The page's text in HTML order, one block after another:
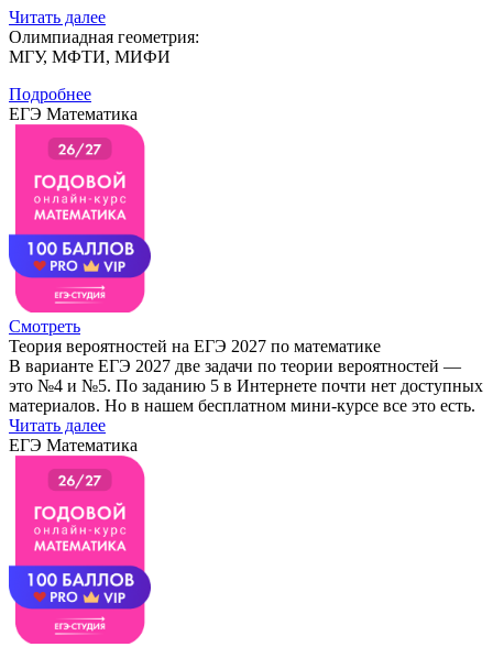
Читать далее
Олимпиадная геометрия:
МГУ, МФТИ, МИФИ
Подробнее
ЕГЭ Математика
Смотреть
Теория вероятностей на ЕГЭ 2027 по математике
В варианте ЕГЭ 2027 две задачи по теории вероятностей —
это №4 и №5. По заданию 5 в Интернете почти нет доступных
материалов. Но в нашем бесплатном мини-курсе все это есть.
Читать далее
ЕГЭ Математика